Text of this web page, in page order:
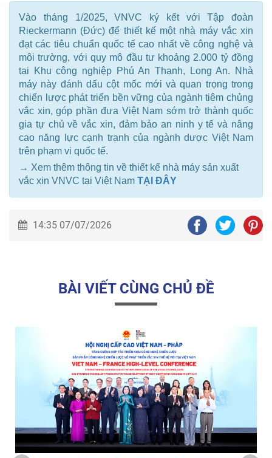
Vào tháng 1/2025, VNVC ký kết với Tập đoàn
Rieckermann (Đức) để thiết kế một nhà máy vắc xin
đạt các tiêu chuẩn quốc tế cao nhất về công nghệ và
môi trường, với quy mô đầu tư khoảng 2.000 tỷ đồng
tại Khu công nghiệp Phú An Thạnh, Long An. Nhà
máy này đánh dấu cột mốc mới và quan trọng trong
chiến lược phát triển bền vững của ngành tiêm chủng
vắc xin, góp phần đưa Việt Nam sớm trở thành quốc
gia tự chủ về vắc xin, đảm bảo an ninh y tế và nâng
cao năng lực cạnh tranh của ngành dược Việt Nam
trên phạm vi quốc tế.
→ Xem thêm thông tin về thiết kế nhà máy sản xuất
vắc xin VNVC tại Việt Nam TẠI ĐÂY
14:35 07/07/2026
BÀI VIẾT CÙNG CHỦ ĐỀ